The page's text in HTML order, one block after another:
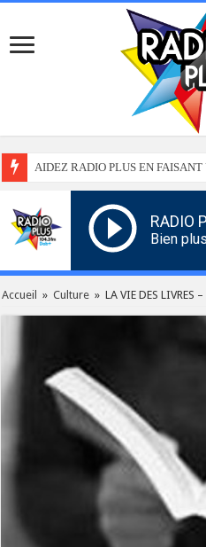
AIDEZ RADIO PLUS EN
RADIO
Bien
Accueil » Culture » LA VIE DES LIVRES